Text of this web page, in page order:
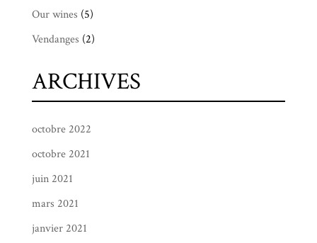
Our wines (5)
Vendanges (2)
ARCHIVES
octobre 2022
octobre 2021
juin 2021
mars 2021
janvier 2021